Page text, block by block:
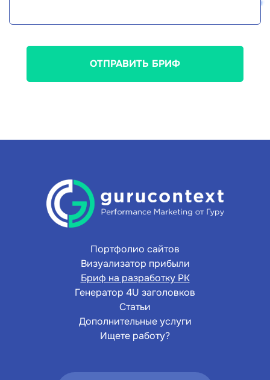
ОТПРАВИТЬ БРИФ
Портфолио сайтов
Визуализатор прибыли
Бриф на разработку РК
Генератор 4U заголовков
Статьи
Дополнительные услуги
Ищете работу?